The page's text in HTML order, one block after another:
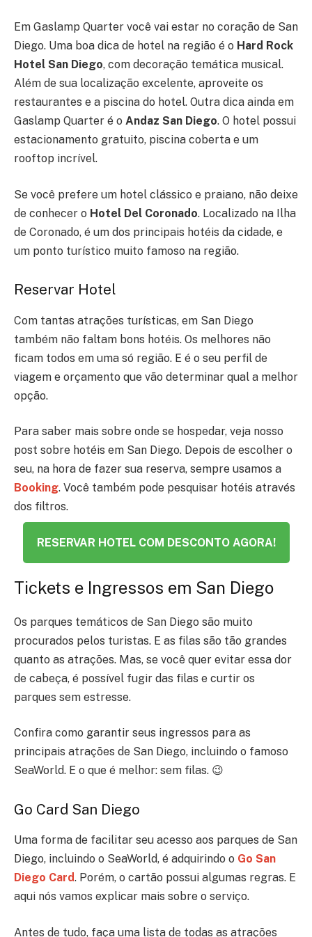
Em Gaslamp Quarter você vai estar no coração de San
Diego. Uma boa dica de hotel na região é o Hard Rock
Hotel San Diego, com decoração temática musical.
Além de sua localização excelente, aproveite os
restaurantes e a piscina do hotel. Outra dica ainda em
Gaslamp Quarter é o Andaz San Diego. O hotel possui
estacionamento gratuito, piscina coberta e um
rooftop incrível.
Se você prefere um hotel clássico e praiano, não deixe
de conhecer o Hotel Del Coronado. Localizado na Ilha
de Coronado, é um dos principais hotéis da cidade, e
um ponto turístico muito famoso na região.
Reservar Hotel
Com tantas atrações turísticas, em San Diego
também não faltam bons hotéis. Os melhores não
ficam todos em uma só região. E é o seu perfil de
viagem e orçamento que vão determinar qual a melhor
opção.
Para saber mais sobre onde se hospedar, veja nosso
post sobre hotéis em San Diego. Depois de escolher o
seu, na hora de fazer sua reserva, sempre usamos a
Booking. Você também pode pesquisar hotéis através
dos filtros.
RESERVAR HOTEL COM DESCONTO AGORA!
Tickets e Ingressos em San Diego
Os parques temáticos de San Diego são muito
procurados pelos turistas. E as filas são tão grandes
quanto as atrações. Mas, se você quer evitar essa dor
de cabeça, é possível fugir das filas e curtir os
parques sem estresse.
Confira como garantir seus ingressos para as
principais atrações de San Diego, incluindo o famoso
SeaWorld. E o que é melhor: sem filas. 😉
Go Card San Diego
Uma forma de facilitar seu acesso aos parques de San
Diego, incluindo o SeaWorld, é adquirindo o Go San
Diego Card. Porém, o cartão possui algumas regras. E
aqui nós vamos explicar mais sobre o serviço.
Antes de tudo, faça uma lista de todas as atrações